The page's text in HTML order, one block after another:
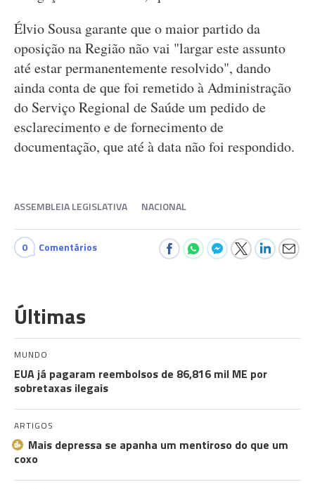
Élvio Sousa garante que o maior partido da
oposição na Região não vai "largar este assunto
até estar permanentemente resolvido", dando
ainda conta de que foi remetido à Administração
do Serviço Regional de Saúde um pedido de
esclarecimento e de fornecimento de
documentação, que até à data não foi respondido.
ASSEMBLEIA LEGISLATIVA NACIONAL
0 Comentários
Últimas
MUNDO
EUA já pagaram reembolsos de 86,816 mil ME por
sobretaxas ilegais
ARTIGOS
Mais depressa se apanha um mentiroso do que um
coxo